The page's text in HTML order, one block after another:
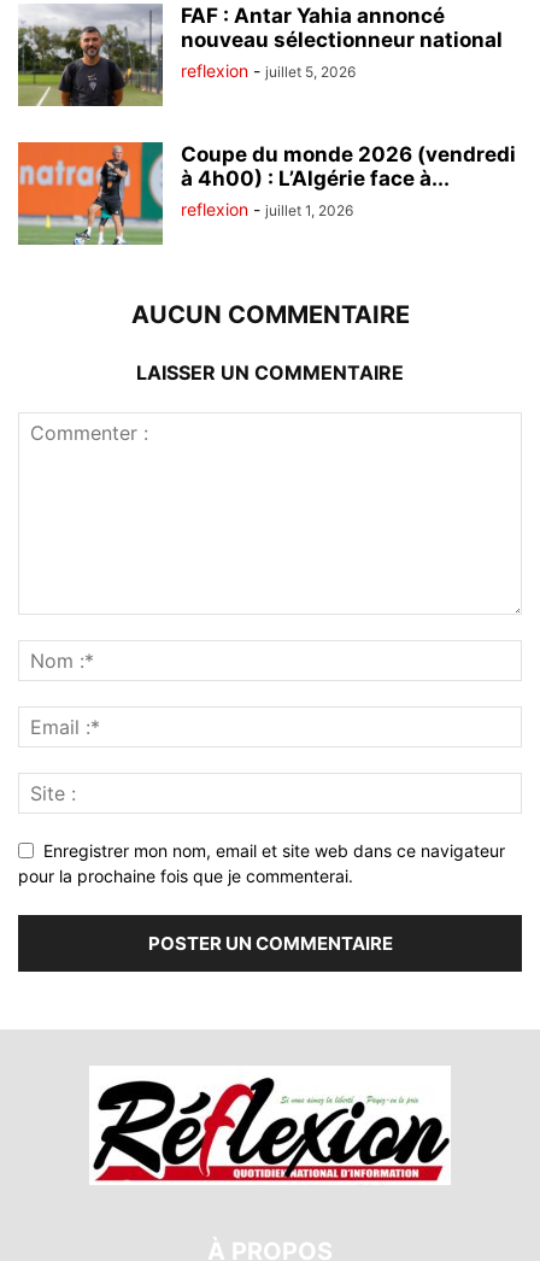
FAF : Antar Yahia annoncé
nouveau sélectionneur national
reflexion - juillet 5, 2026
Coupe du monde 2026 (vendredi
à 4h00) : L’Algérie face à...
reflexion - juillet 1, 2026
AUCUN COMMENTAIRE
LAISSER UN COMMENTAIRE
Enregistrer mon nom, email et site web dans ce navigateur
pour la prochaine fois que je commenterai.
À PROPOS